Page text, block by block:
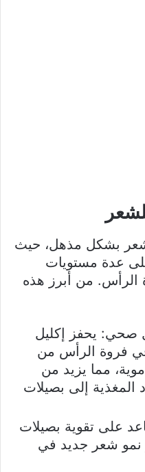
بشكل مذهل، حيث
عدة مستويات
من أبرز هذه
صحي: يحفز إكليل
في فروة الرأس من
مما يزيد من
المغذية إلى بصيلات
على تقوية بصيلات
نمو شعر جديد في